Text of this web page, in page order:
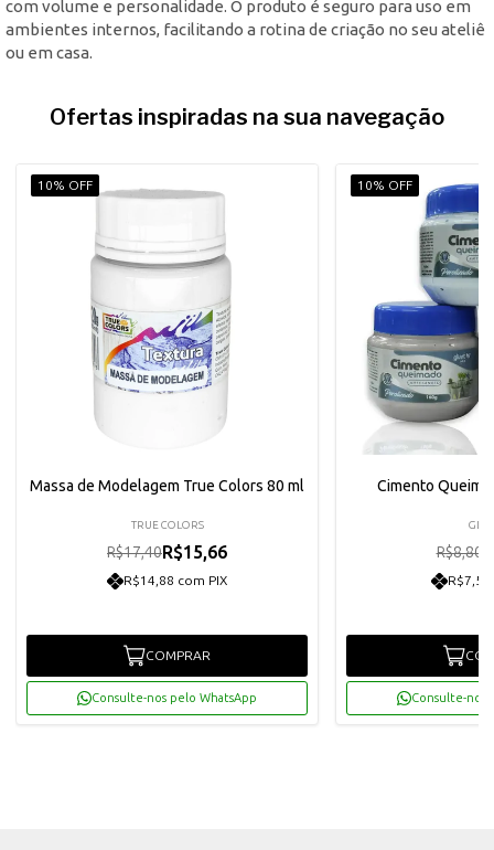
com volume e personalidade. O produto é seguro para uso em
ambientes internos, facilitando a rotina de criação no seu ateliê
ou em casa.
Ofertas inspiradas na sua navegação
10% OFF
Massa de Modelagem True Colors 80 ml
TRUE COLORS
R$17,40R$15,66
R$14,88 com PIX
COMPRAR
Consulte-nos pelo WhatsApp
10% OFF
Cimento
R$8,80
R$7,52
Consulte-nos